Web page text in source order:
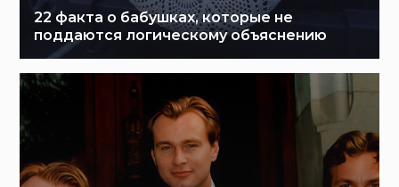
22 факта о бабушках, которые не
поддаются логическому объяснению